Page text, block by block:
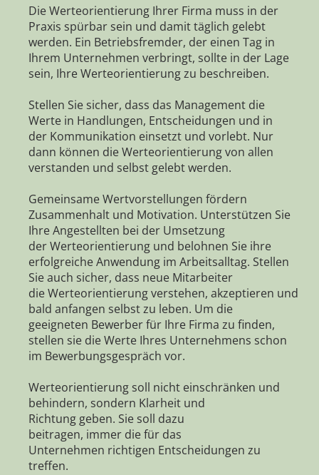
Die Werteorientierung Ihrer Firma muss in der
Praxis spürbar sein und damit täglich gelebt
werden. Ein Betriebsfremder, der einen Tag in
Ihrem Unternehmen verbringt, sollte in der Lage
sein, Ihre Werteorientierung zu beschreiben.
Stellen Sie sicher, dass das Management die
Werte in Handlungen, Entscheidungen und in
der Kommunikation einsetzt und vorlebt. Nur
dann können die Werteorientierung von allen
verstanden und selbst gelebt werden.
Gemeinsame Wertvorstellungen fördern
Zusammenhalt und Motivation. Unterstützen Sie
Ihre Angestellten bei der Umsetzung
der Werteorientierung und belohnen Sie ihre
erfolgreiche Anwendung im Arbeitsalltag. Stellen
Sie auch sicher, dass neue Mitarbeiter
die Werteorientierung verstehen, akzeptieren und
bald anfangen selbst zu leben. Um die
geeigneten Bewerber für Ihre Firma zu finden,
stellen sie die Werte Ihres Unternehmens schon
im Bewerbungsgespräch vor.
Werteorientierung soll nicht einschränken und
behindern, sondern Klarheit und
Richtung geben. Sie soll dazu
beitragen, immer die für das
Unternehmen richtigen Entscheidungen zu
treffen.